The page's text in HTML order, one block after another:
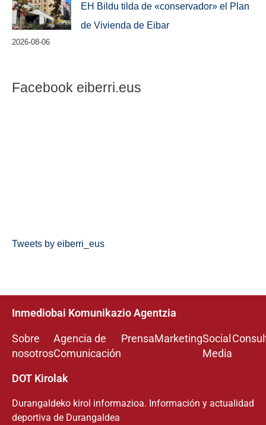
EH Bildu tilda de «conservador» el Plan
de Vivienda de Eibar
2026-08-06
Facebook eiberri.eus
Tweets by eiberri_eus
Inmediobai Komunikazio Agentzia
Sobre
nosotros
Agencia de
Comunicación
PrensaMarketingSocial
Media
DOT Kirolak
Durangaldeko kirol informazioa. Información y actualidad
deportiva de Durangaldea